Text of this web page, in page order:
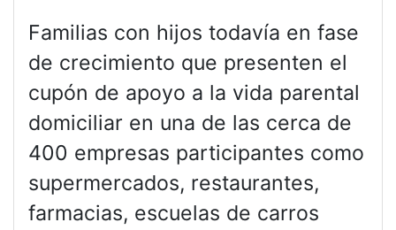
Familias con hijos todavía en fase
de crecimiento que presenten el
cupón de apoyo a la vida parental
domiciliar en una de las cerca de
400 empresas participantes como
supermercados, restaurantes,
farmacias, escuelas de carros